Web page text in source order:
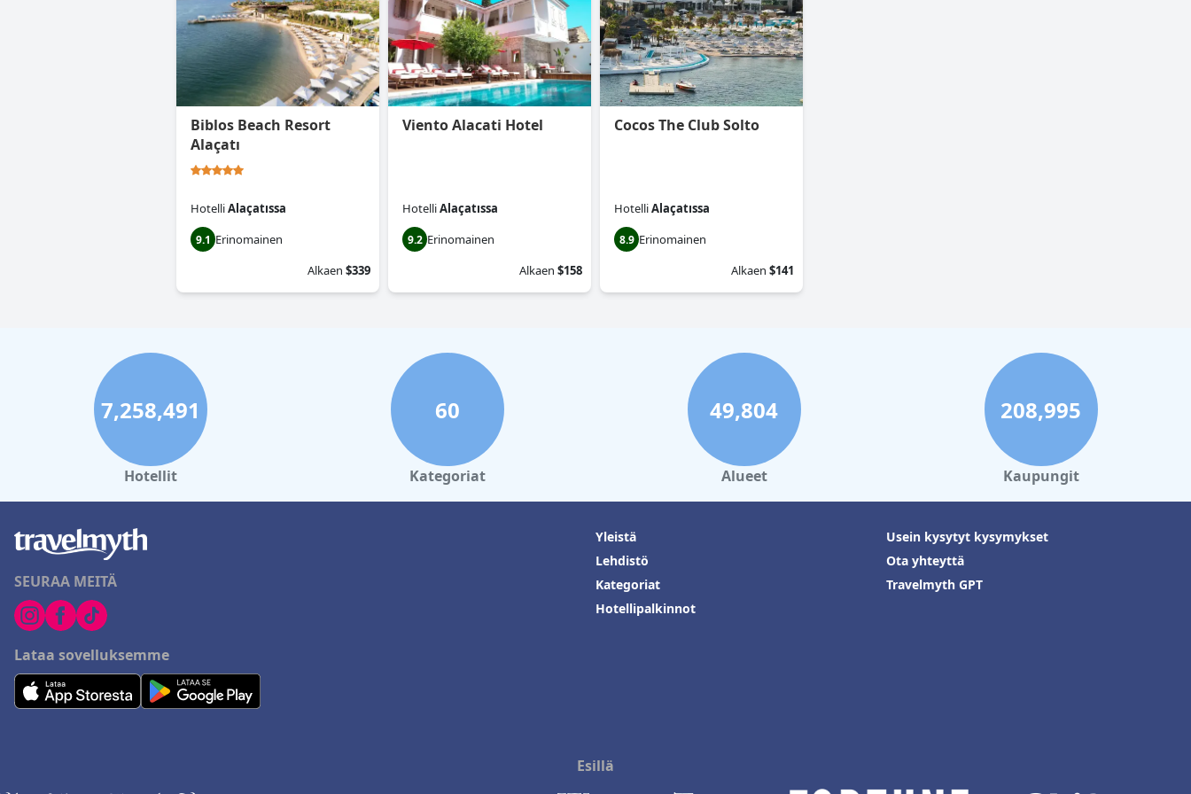
Biblos Beach Resort
Alaçatı
HotelliAlaçatıssa
9.1 Erinomainen
Alkaen $339
Viento Alacati Hotel
HotelliAlaçatıssa
9.2 Erinomainen
Alkaen $158
Cocos The Club Solto
HotelliAlaçatıssa
8.9 Erinomainen
Alkaen $141
7,258,491
Hotellit
60
Kategoriat
49,804
Alueet
208,995
Kaupungit
SEURAA MEITÄ
Lataa sovelluksemme
Yleistä
Lehdistö
Kategoriat
Hotellipalkinnot
Usein kysytyt kysymykset
Ota yhteyttä
Travelmyth GPT
Esillä